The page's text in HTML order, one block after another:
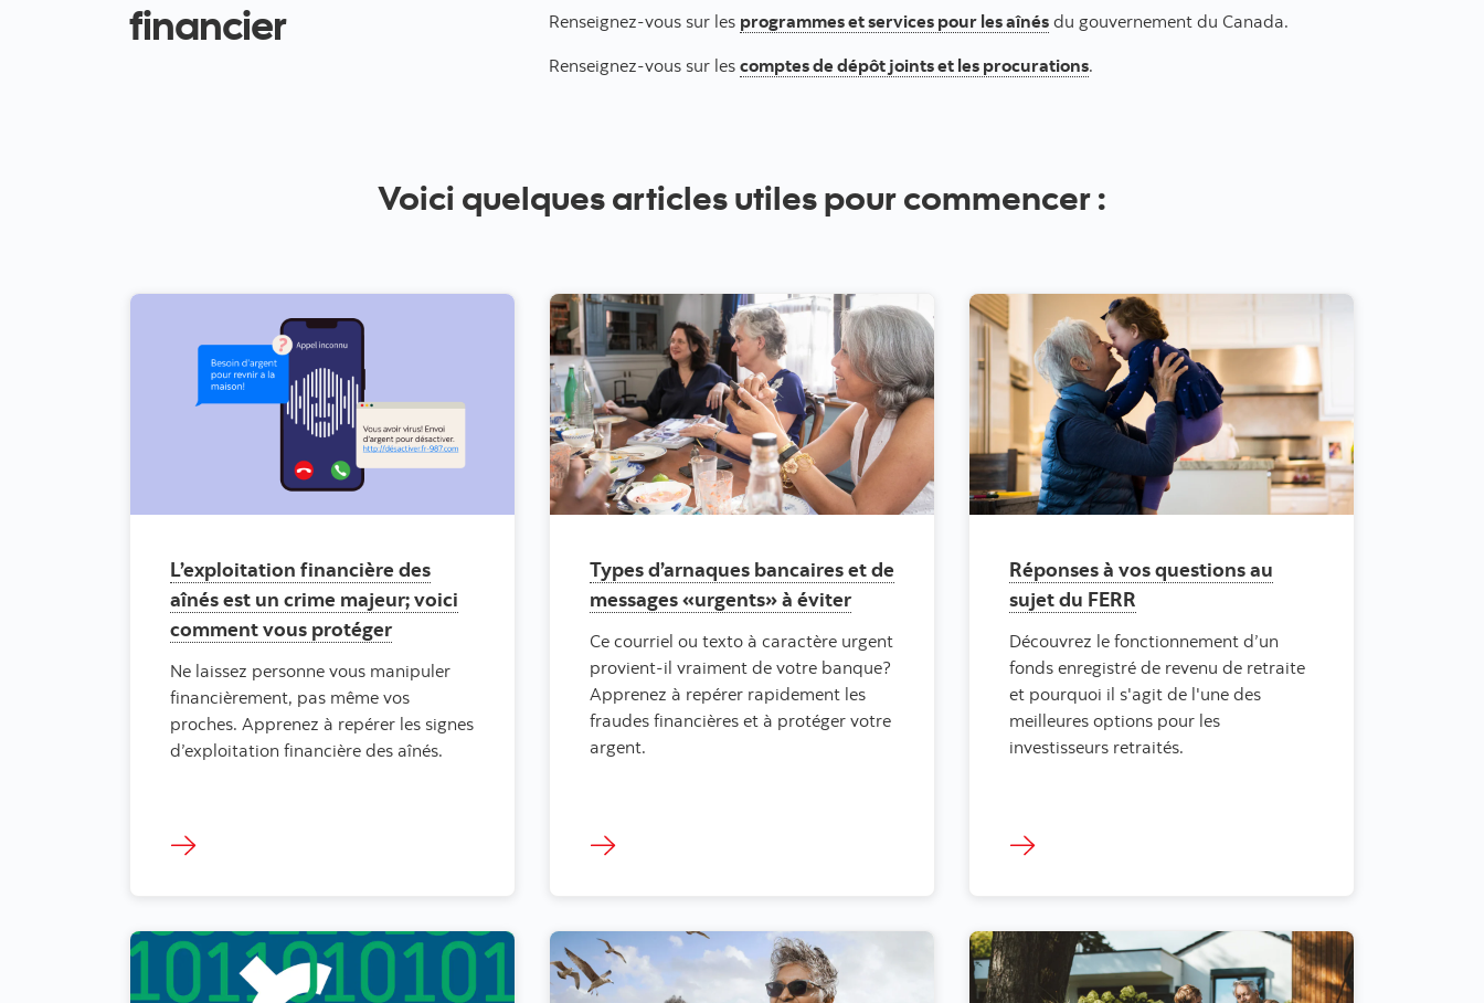
financier
Renseignez-vous sur les programmes et services pour les aînés du gouvernement du Canada.
Renseignez-vous sur les comptes de dépôt joints et les procurations.
Voici quelques articles utiles pour commencer :
L’exploitation financière des
aînés est un crime majeur; voici
comment vous protéger
Ne laissez personne vous manipuler
financièrement, pas même vos
proches. Apprenez à repérer les signes
d’exploitation financière des aînés.
Types d’arnaques bancaires et de
messages «urgents» à éviter
Ce courriel ou texto à caractère urgent
provient-il vraiment de votre banque?
Apprenez à repérer rapidement les
fraudes financières et à protéger votre
argent.
Réponses à vos questions au
sujet du FERR
Découvrez le fonctionnement d’un
fonds enregistré de revenu de retraite
et pourquoi il s'agit de l'une des
meilleures options pour les
investisseurs retraités.